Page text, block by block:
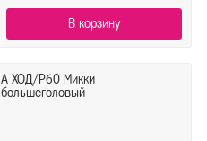
В корзину
А ХОД/P60 Микки
большеголовый